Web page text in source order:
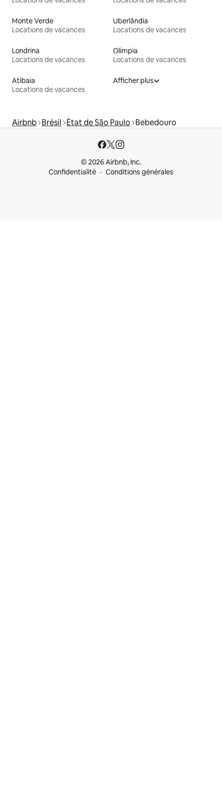
Monte Verde
Locations de vacances
Uberlândia
Locations de vacances
Londrina
Locations de vacances
Olímpia
Locations de vacances
Atibaia
Locations de vacances
Afficher plus
Airbnb Brésil État de São Paulo Bebedouro
© 2026 Airbnb, Inc.
Confidentialité
Conditions générales